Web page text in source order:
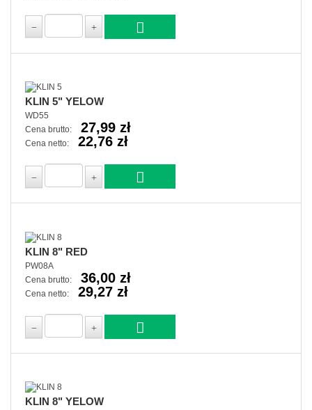
KLIN 5" YELOW
WD55
Cena brutto:
27,99 zł
Cena netto: 22,76 zł
KLIN 8" RED
PW08A
Cena brutto:
36,00 zł
Cena netto: 29,27 zł
KLIN 8" YELOW